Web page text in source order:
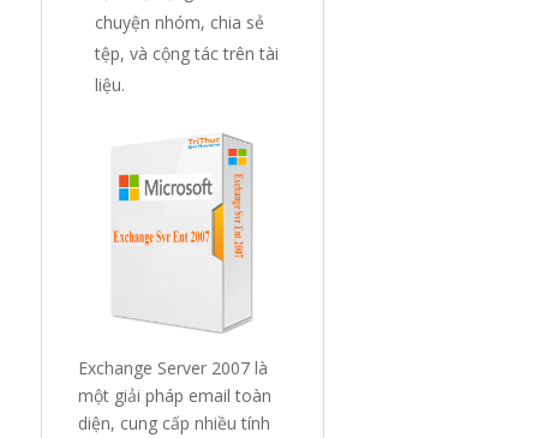
chuyện nhóm, chia sẻ
tệp, và cộng tác trên tài
liệu.
Exchange Server 2007 là
một giải pháp email toàn
diện, cung cấp nhiều tính